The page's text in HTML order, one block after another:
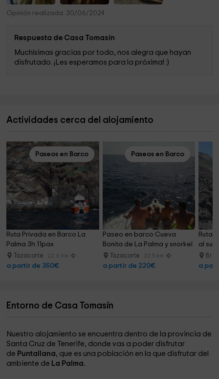
Opinión realizada: 30/06/2024
Respuesta de Casa Tomasín
Muchísimas gracias por todo, nos alegra que hayan
disfrutado. ¡Les esperamos para la próxima! :)
Actividades cerca del alojamiento
Paseos en Barco
Ruta Privada en Barco La
Palma 3h 11pax
Tazacorte 22.6 km
a partir de 350€
Paseos en Barco
Paseo en barco Cueva
Bonita de La Palma y snorkel
Tazacorte 22.5 km
a partir de 220€
Ruta
al sur
a
Entorno de Casa Tomasín
Nuestro alojamiento se encuentra dentro de la provincia de
Santa Cruz de Tenerife, donde vas a poder disfrutar
de Puntallana, que es una población en la que disfrutar del
ambiente de La Palma.